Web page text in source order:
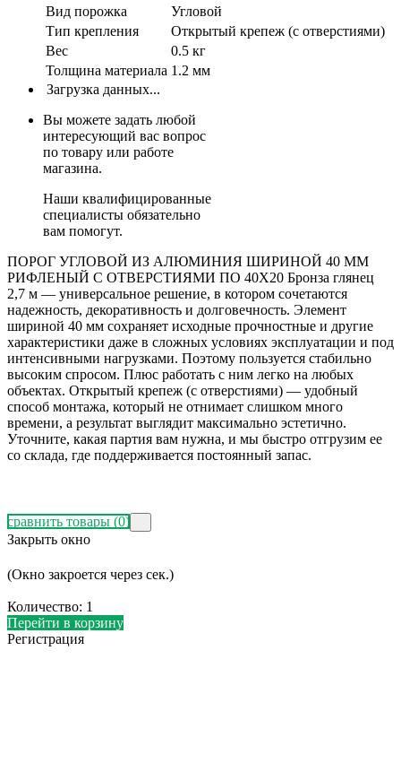
Вид порожка
Угловой
Тип крепления
Открытый крепеж (с отверстиями)
Вес
0.5 кг
Толщина материала 1.2 мм
Загрузка данных...
Вы можете задать любой
интересующий вас вопрос
по товару или работе
магазина.
Наши квалифицированные
специалисты обязательно
вам помогут.
ПОРОГ УГЛОВОЙ ИЗ АЛЮМИНИЯ ШИРИНОЙ 40 ММ
РИФЛЕНЫЙ С ОТВЕРСТИЯМИ ПО 40Х20 Бронза глянец
2,7 м — универсальное решение, в котором сочетаются
надежность, декоративность и долговечность. Элемент
шириной 40 мм сохраняет исходные прочностные и другие
характеристики даже в сложных условиях эксплуатации и под
интенсивными нагрузками. Поэтому пользуется стабильно
высоким спросом. Плюс работать с ним легко на любых
объектах. Открытый крепеж (с отверстиями) — удобный
способ монтажа, который не отнимает слишком много
времени, а результат выглядит максимально эстетично.
Уточните, какая партия вам нужна, и мы быстро отгрузим ее
со склада, где поддерживается постоянный запас.
сравнить товары (0)
Закрыть окно
(Окно закроется через сек.)
Количество: 1
Перейти в корзину
Регистрация